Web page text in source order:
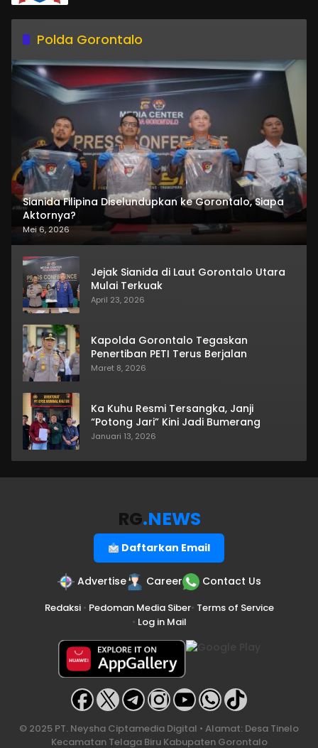
Polda Gorontalo
Sianida Filipina Diselundupkan ke Gorontalo, Siapa
Aktornya?
Mei 6, 2026
Jejak Sianida di Laut Gorontalo Utara
Mulai Terkuak
April 23, 2026
Kapolda Gorontalo Tegaskan
Penertiban PETI Terus Berjalan
Maret 8, 2026
Ka Kuhu Resmi Tersangka, Janji
“Potong Jari” Kini Jadi Bumerang
Januari 13, 2026
RG.NEWS
Daftarkan Email
Advertise Career Contact Us
Redaksi• Pedoman Media Siber• Terms of Service
• Log in Mail
© 2025 PT. Neysha Ciptamedia Digital • Alamat: Desa Tinelo
Kecamatan Telaga Biru Kabupaten Gorontalo